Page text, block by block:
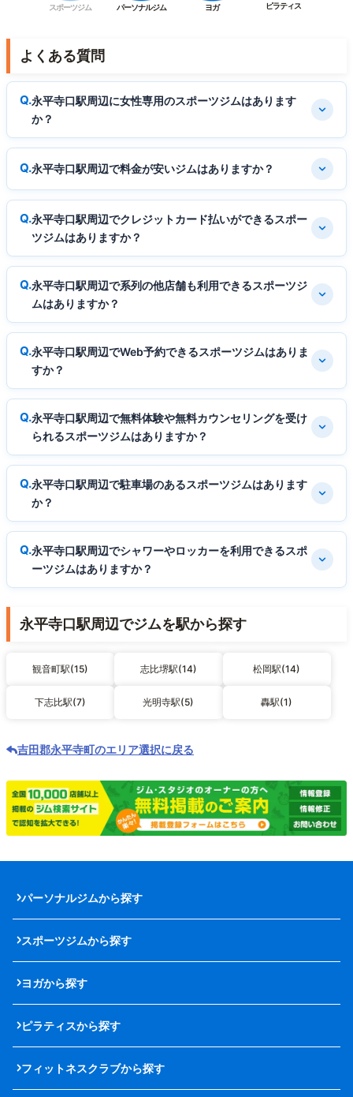
スポーツジム パーソナルジム ヨガ ピラティス
よくある質問
永平寺口駅周辺に女性専用のスポーツジムはあります
か？
永平寺口駅周辺で料金が安いジムはありますか？
永平寺口駅周辺でクレジットカード払いができるスポー
ツジムはありますか？
永平寺口駅周辺で系列の他店舗も利用できるスポーツジ
ムはありますか？
永平寺口駅周辺でWeb予約できるスポーツジムはありま
すか？
永平寺口駅周辺で無料体験や無料カウンセリングを受け
られるスポーツジムはありますか？
永平寺口駅周辺で駐車場のあるスポーツジムはあります
か？
永平寺口駅周辺でシャワーやロッカーを利用できるスポ
ーツジムはありますか？
永平寺口駅周辺でジムを駅から探す
観音町駅(15) 志比堺駅(14) 松岡駅(14)
下志比駅(7) 光明寺駅(5) 轟駅(1)
吉田郡永平寺町のエリア選択に戻る
パーソナルジムから探す
スポーツジムから探す
ヨガから探す
ピラティスから探す
フィットネスクラブから探す